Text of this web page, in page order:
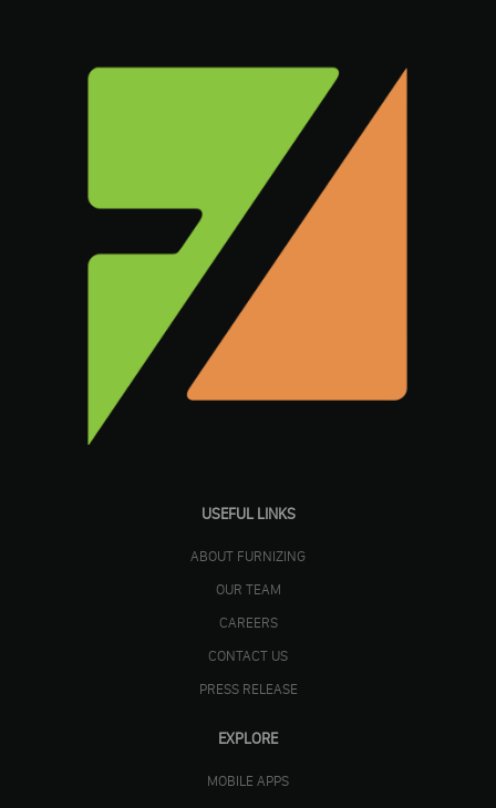
USEFUL LINKS
ABOUT FURNIZING
OUR TEAM
CAREERS
CONTACT US
PRESS RELEASE
EXPLORE
MOBILE APPS